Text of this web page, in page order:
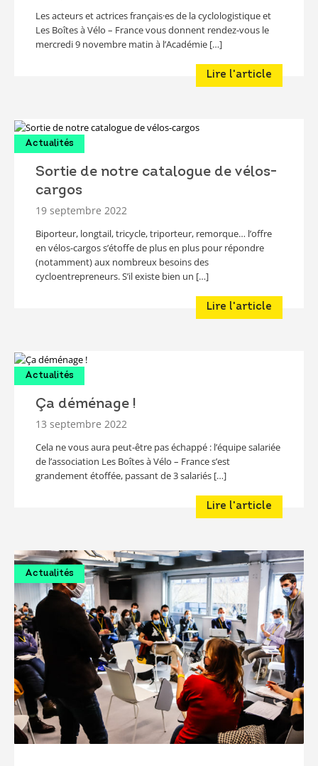
Les acteurs et actrices français·es de la cyclologistique et
Les Boîtes à Vélo – France vous donnent rendez-vous le
mercredi 9 novembre matin à l’Académie […]
Lire l'article
Actualités
Sortie de notre catalogue de vélos-
cargos
19 septembre 2022
Biporteur, longtail, tricycle, triporteur, remorque… l’offre
en vélos-cargos s’étoffe de plus en plus pour répondre
(notamment) aux nombreux besoins des
cycloentrepreneurs. S’il existe bien un […]
Lire l'article
Actualités
Ça déménage !
13 septembre 2022
Cela ne vous aura peut-être pas échappé : l’équipe salariée
de l’association Les Boîtes à Vélo – France s’est
grandement étoffée, passant de 3 salariés […]
Lire l'article
Actualités